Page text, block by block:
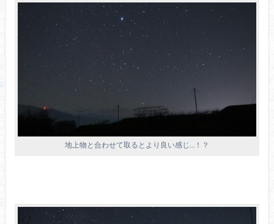
地上物と合わせて取るとより良い感じ…！？